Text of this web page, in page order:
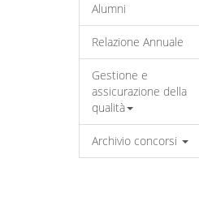
Alumni
Relazione Annuale
Gestione e
assicurazione della
qualità
Archivio concorsi